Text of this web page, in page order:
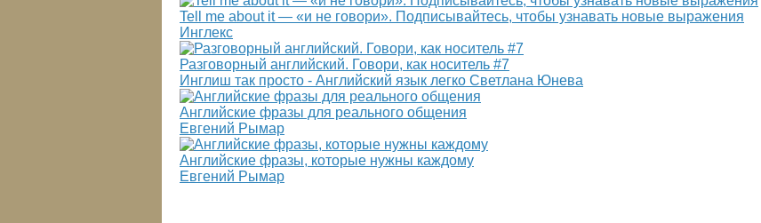
Tell me about it — «и не говори». Подписывайтесь, чтобы узнавать новые выражения
Инглекс
Разговорный английский. Говори, как носитель #7
Инглиш так просто - Английский язык легко Светлана Юнева
Английские фразы для реального общения
Евгений Рымар
Английские фразы, которые нужны каждому
Евгений Рымар